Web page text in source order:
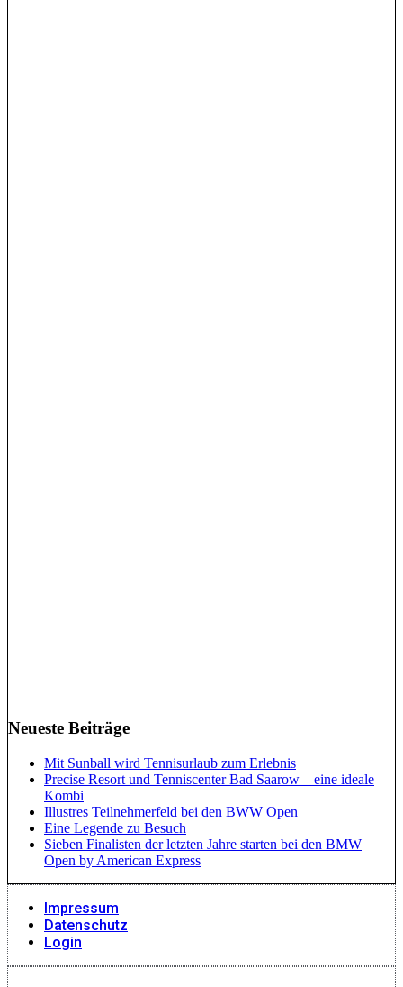
Neueste Beiträge
Mit Sunball wird Tennisurlaub zum Erlebnis
Precise Resort und Tenniscenter Bad Saarow – eine ideale
Kombi
Illustres Teilnehmerfeld bei den BWW Open
Eine Legende zu Besuch
Sieben Finalisten der letzten Jahre starten bei den BMW
Open by American Express
Impressum
Datenschutz
Login